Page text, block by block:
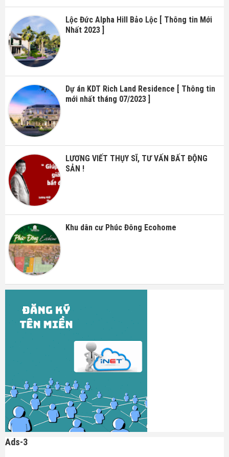
Lộc Đức Alpha Hill Bảo Lộc [ Thông tin Mới
Nhất 2023 ]
Dự án KDT Rich Land Residence [ Thông tin
mới nhất tháng 07/2023 ]
LƯƠNG VIẾT THỤY SĨ, TƯ VẤN BẤT ĐỘNG
SẢN !
Khu dân cư Phúc Đông Ecohome
Ads-3